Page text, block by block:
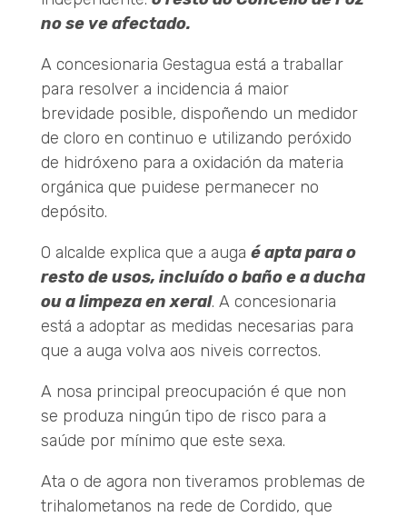
no se ve afectado.
A concesionaria Gestagua está a traballar
para resolver a incidencia á maior
brevidade posible, dispoñendo un medidor
de cloro en continuo e utilizando peróxido
de hidróxeno para a oxidación da materia
orgánica que puidese permanecer no
depósito.
O alcalde explica que a auga é apta para o
resto de usos, incluído o baño e a ducha
ou a limpeza en xeral. A concesionaria
está a adoptar as medidas necesarias para
que a auga volva aos niveis correctos.
A nosa principal preocupación é que non
se produza ningún tipo de risco para a
saúde por mínimo que este sexa.
Ata o de agora non tiveramos problemas de
trihalometanos na rede de Cordido, que